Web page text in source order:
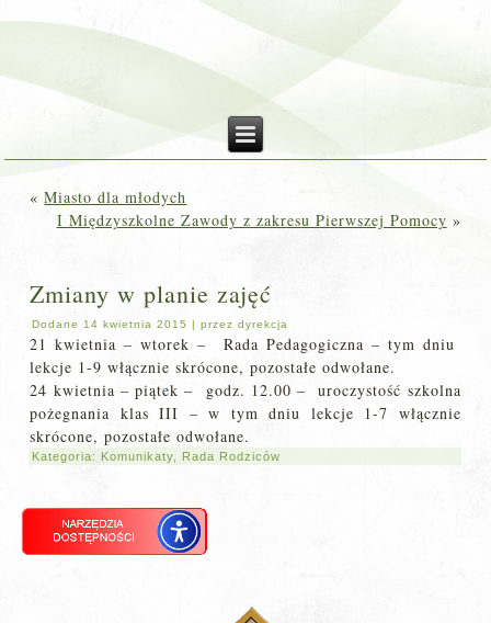
«Miasto dla młodych
I Międzyszkolne Zawody z zakresu Pierwszej Pomocy »
Zmiany w planie zajęć
Dodane 14 kwietnia 2015 |przez dyrekcja
21 kwietnia – wtorek – Rada Pedagogiczna – tym dniu
lekcje 1-9 włącznie skrócone, pozostałe odwołane.
24 kwietnia – piątek – godz. 12.00 – uroczystość szkolna
pożegnania klas III – w tym dniu lekcje 1-7 włącznie
skrócone, pozostałe odwołane.
Kategoria: Komunikaty Rada Rodziców